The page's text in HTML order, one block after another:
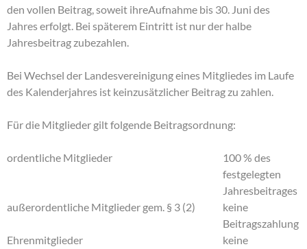
den vollen Beitrag, soweit ihreAufnahme bis 30. Juni des
Jahres erfolgt. Bei späterem Eintritt ist nur der halbe
Jahresbeitrag zubezahlen.
Bei Wechsel der Landesvereinigung eines Mitgliedes im Laufe
des Kalenderjahres ist keinzusätzlicher Beitrag zu zahlen.
Für die Mitglieder gilt folgende Beitragsordnung:
ordentliche Mitglieder
100 % des
festgelegten
Jahresbeitrages
außerordentliche Mitglieder gem. § 3 (2)
keine
Beitragszahlung
Ehrenmitglieder
keine